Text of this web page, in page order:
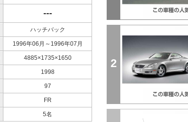
---
ハッチバック
1996年06月～1996年07月
4885×1735×1650
1998
97
FR
5名
2